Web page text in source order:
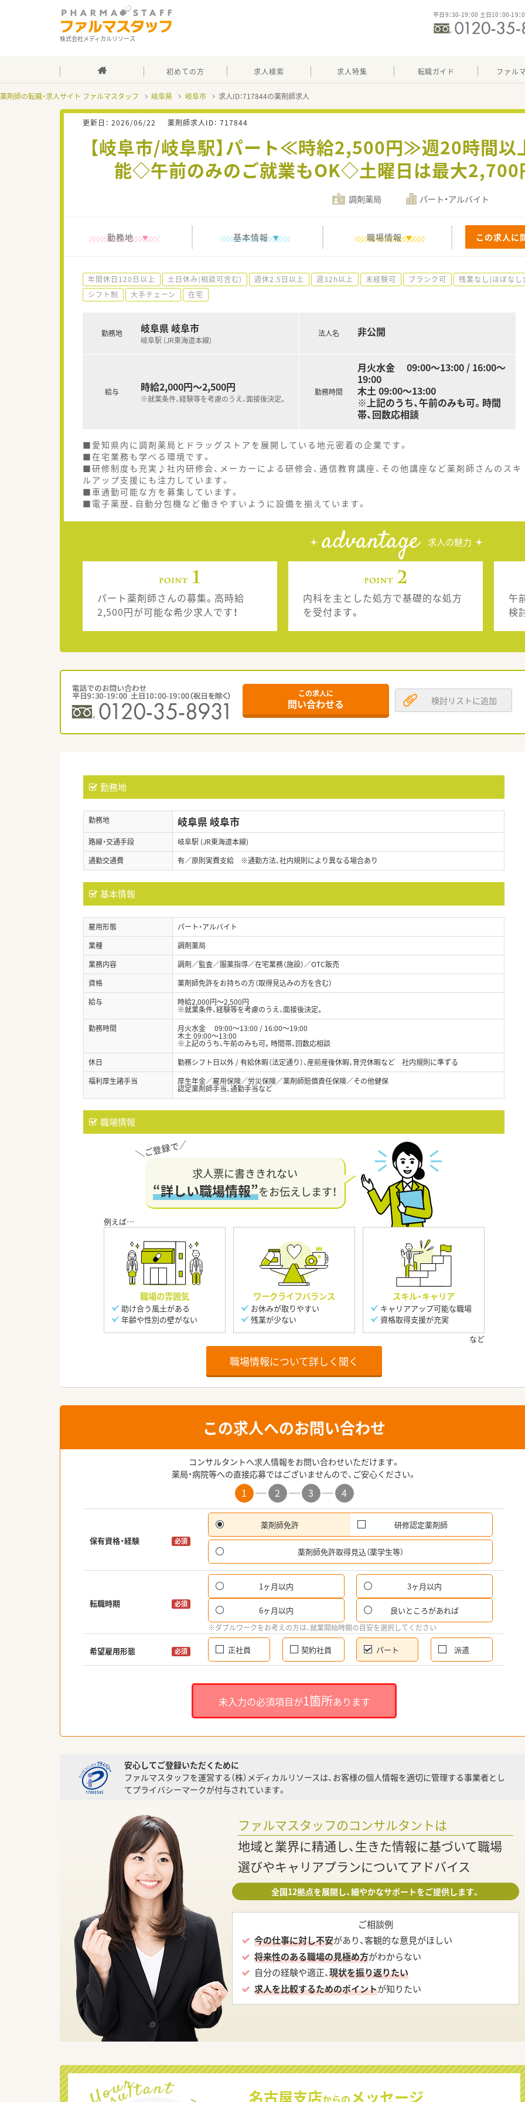
株式会社メディカルリソース
平日9：30-19：00 土日10：00-19：
初めての方 求人検索 求人特集 転職ガイド ファル
薬剤師の転職・求人サイト ファルマスタッフ 岐阜県 岐阜市 求人ID：717844の薬剤師求人
更新日： 2026/06/22 薬剤師求人ID： 717844
【岐阜市/岐阜駅】パート≪時給2,500円≫週20時間以
能◇午前のみのご就業もOK◇土曜日は最大2,700
調剤薬局 パート・アルバイト
勤務地 基本情報 職場情報 この求人に
年間休日120日以上 土日休み(相談可含む) 週休2.5日以上 週32h以上 未経験可 ブランク可 残業なし(ほぼなし
シフト制
大手チェーン 在宅
勤務地 岐阜県 岐阜市
岐阜駅 (JR東海道本線)
給与 時給2,000円～2,500円
※就業条件、経験等を考慮のうえ、面接後決定。
法人名 非公開
勤務時間
月火水金 09:00～13:00 / 16:00～
19:00
木土 09:00～13:00
※上記のうち、午前のみも可。時間
帯、回数応相談
■愛知県内に調剤薬局とドラッグストアを展開している地元密着の企業です。
■在宅業務も学べる環境です。
■研修制度も充実♪社内研修会、メーカーによる研修会、通信教育講座、その他講座など薬剤師さんのスキ
ルアップ支援にも注力しています。
■車通勤可能な方を募集しています。
■電子薬歴、自動分包機など働きやすいように設備を揃えています。
advantage 求人の魅力
パート薬剤師さんの募集。高時給
2,500円が可能な希少求人です！
内科を主とした処方で基礎的な処方
を受付ます。
午
検
この求人に
問い合わせる 検討リストに追加
勤務地
勤務地 岐阜県 岐阜市
路線・交通手段
岐阜駅 (JR東海道本線)
通勤交通費
有／原則実費支給 ※通勤方法、社内規則により異なる場合あり
基本情報
雇用形態
パート・アルバイト
業種
調剤薬局
業務内容
調剤／監査／服薬指導／在宅業務（施設）／OTC販売
資格
薬剤師免許をお持ちの方（取得見込みの方を含む）
給与
時給2,000円～2,500円
※就業条件、経験等を考慮のうえ、面接後決定。
勤務時間
月火水金 09:00～13:00 / 16:00～19:00
木土 09:00～13:00
※上記のうち、午前のみも可。時間帯、回数応相談
休日
勤務シフト日以外 / 有給休暇（法定通り）、産前産後休暇、育児休暇など 社内規則に準ずる
福利厚生諸手当
厚生年金／雇用保険／労災保険／薬剤師賠償責任保険／その他健保
認定薬剤師手当、通勤手当など
職場情報
求人票に書ききれない
“詳しい職場情報”をお伝えします！
職場の雰囲気
助け合う風土がある
年齢や性別の壁がない
ワークライフバランス
お休みが取りやすい
残業が少ない
スキル・キャリア
キャリアアップ可能な職場
資格取得支援が充実
職場情報について詳しく聞く
この求人へのお問い合わせ
コンサルタントへ求人情報をお問い合わせいただけます。
薬局・病院等への直接応募ではございませんので、ご安心ください。
1 2 3 4
保有資格・経験 必須
薬剤師免許 研修認定薬剤師
薬剤師免許取得見込（薬学生等）
転職時期 必須
1ヶ月以内 3ヶ月以内
6ヶ月以内 良いところがあれば
※ダブルワークをお考えの方は、就業開始時期の目安を選択してください
希望雇用形態 必須 正社員 契約社員 パート 派遣
未入力の必須項目が1箇所あります
安心してご登録いただくために
ファルマスタッフを運営する（株）メディカルリソースは、お客様の個人情報を適切に管理する事業者とし
てプライバシーマークが付与されています。
ファルマスタッフのコンサルタントは
地域と業界に精通し、生きた情報に基づいて職場
選びやキャリアプランについてアドバイス
全国12拠点を展開し、細やかなサポートをご提供します。
ご相談例
今の仕事に対し不安があり、客観的な意見がほしい
将来性のある職場の見極め方がわからない
自分の経験や適正、現状を振り返りたい
求人を比較するためのポイントが知りたい
名古屋支店 メッセージ